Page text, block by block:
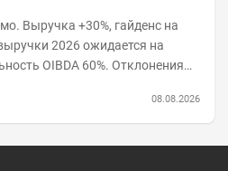
Выручка +30%, гайденс на
60%. Отклонения
08.08.2026